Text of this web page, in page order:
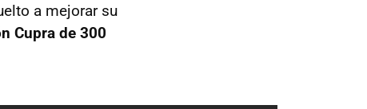
a mejorar su
Cupra de 300